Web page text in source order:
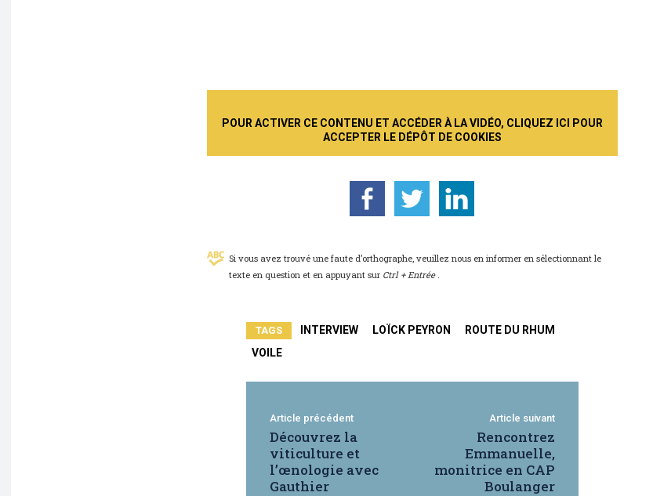
POUR ACTIVER CE CONTENU ET ACCÉDER À LA VIDÉO, CLIQUEZ ICI POUR
ACCEPTER LE DÉPÔT DE COOKIES
Si vous avez trouvé une faute d’orthographe, veuillez nous en informer en sélectionnant le
texte en question et en appuyant sur Ctrl + Entrée.
TAGS INTERVIEW LOÏCK PEYRON
ROUTE DU RHUM
VOILE
Article précédent
Découvrez la
viticulture et
l’œnologie avec
Gauthier
Article suivant
Rencontrez
Emmanuelle,
monitrice en CAP
Boulanger